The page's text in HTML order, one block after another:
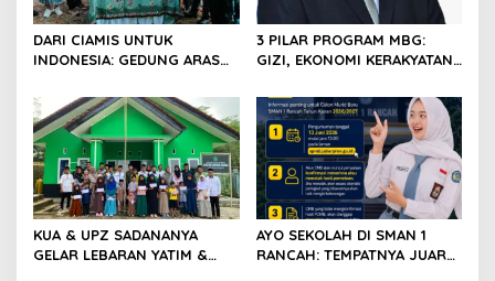
DARI CIAMIS UNTUK
INDONESIA: GEDUNG ARAS
FEDERASI PEREMPUAN
REFORMA AGRARIA LAHIR
SEBAGAI KEKUATAN BARU
3 PILAR PROGRAM MBG:
GIZI, EKONOMI KERAKYATAN,
INVESTASI MASA DEPAN
BANGSA
KUA & UPZ SADANANYA
GELAR LEBARAN YATIM &
AYO SEKOLAH DI SMAN 1
RANCAH: TEMPATNYA JUARA